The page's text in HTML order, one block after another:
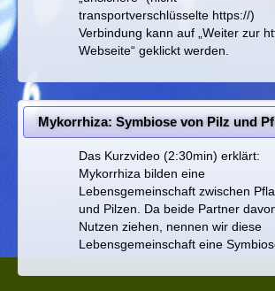
transportverschlüsselte https://)
Verbindung kann auf „Weiter zur
Webseite“ geklickt werden.
Mykorrhiza: Symbiose von Pilz und
Das Kurzvideo (2:30min) erklärt:
Mykorrhiza bilden eine
Lebensgemeinschaft zwischen
und Pilzen. Da beide Partner
Nutzen ziehen, nennen wir diese
Lebensgemeinschaft eine